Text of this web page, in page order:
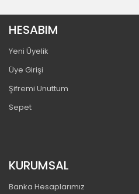
HESABIM
Yeni Üyelik
Üye Girişi
Şifremi Unuttum
Sepet
KURUMSAL
Banka Hesaplarımız